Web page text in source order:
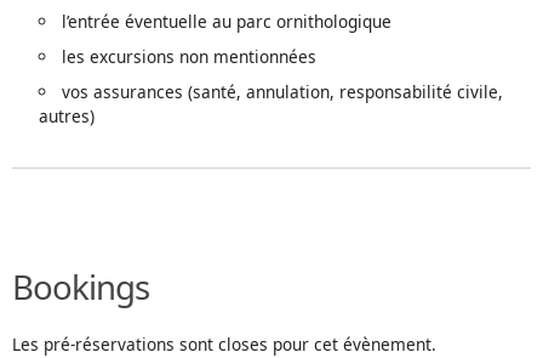
l’entrée éventuelle au parc ornithologique
les excursions non mentionnées
vos assurances (santé, annulation, responsabilité civile,
autres)
Bookings
Les pré-réservations sont closes pour cet évènement.